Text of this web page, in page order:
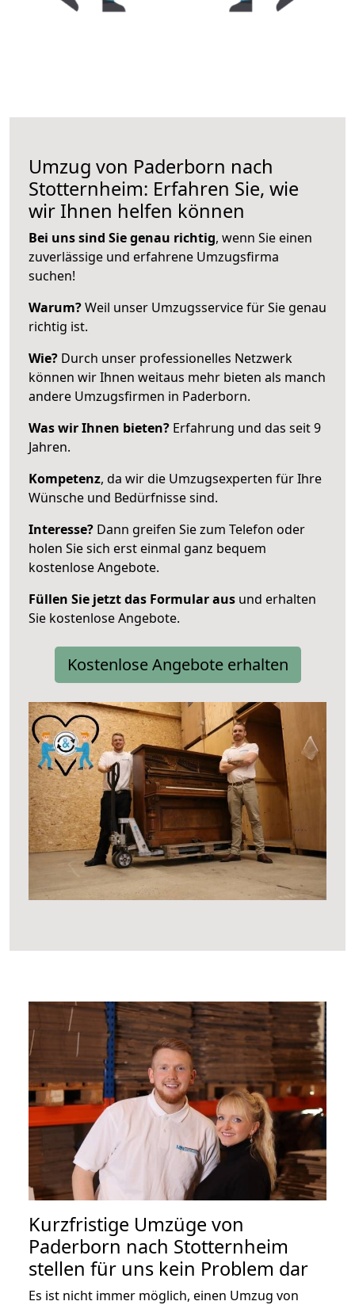
Umzug von Paderborn nach
Stotternheim: Erfahren Sie, wie
wir Ihnen helfen können
Bei uns sind Sie genau richtig, wenn Sie einen
zuverlässige und erfahrene Umzugsfirma
suchen!
Warum?Weil unser Umzugsservice für Sie genau
richtig ist.
Wie? Durch unser professionelles Netzwerk
können wir Ihnen weitaus mehr bieten als manch
andere Umzugsfirmen in Paderborn.
Was wir Ihnen bieten? Erfahrung und das seit 9
Jahren.
Kompetenz, da wir die Umzugsexperten für Ihre
Wünsche und Bedürfnisse sind.
Interesse? Dann greifen Sie zum Telefon oder
holen Sie sich erst einmal ganz bequem
kostenlose Angebote.
Füllen Sie jetzt das Formular aus und erhalten
Sie kostenlose Angebote.
Kostenlose Angebote erhalten
Kurzfristige Umzüge von
Paderborn nach Stotternheim
stellen für uns kein Problem dar
Es ist nicht immer möglich, einen Umzug von